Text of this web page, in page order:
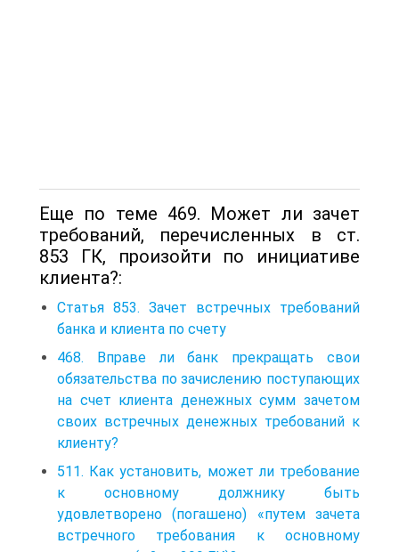
Еще по теме 469. Может ли зачет
требований, перечисленных в ст.
853 ГК, произойти по инициативе
клиента?:
Статья 853. Зачет встречных требований
банка и клиента по счету
468. Вправе ли банк прекращать свои
обязательства по зачислению поступающих
на счет клиента денежных сумм зачетом
своих встречных денежных требований к
клиенту?
511. Как установить, может ли требование
к основному должнику быть
удовлетворено (погашено) «путем зачета
встречного требования к основному